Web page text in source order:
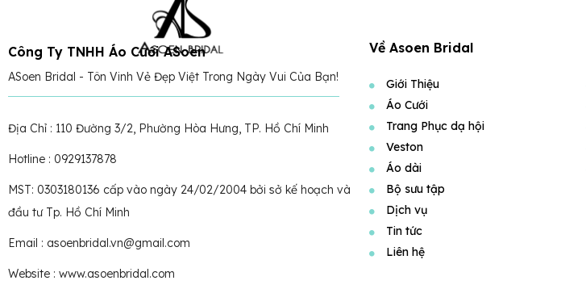
Công Ty TNHH Áo Cưới ASoen
ASoen Bridal - Tôn Vinh Vẻ Đẹp Việt Trong Ngày Vui Của Bạn!
Địa Chỉ : 110 Đường 3/2, Phường Hòa Hưng, TP. Hồ Chí Minh
Hotline : 0929137878
MST: 0303180136 cấp vào ngày 24/02/2004 bởi sở kế hoạch và
đầu tư Tp. Hồ Chí Minh
Email : asoenbridal.vn@gmail.com
Website : www.asoenbridal.com
Về Asoen Bridal
Giới Thiệu
Áo Cưới
Trang Phục dạ hội
Veston
Áo dài
Bộ sưu tập
Dịch vụ
Tin tức
Liên hệ